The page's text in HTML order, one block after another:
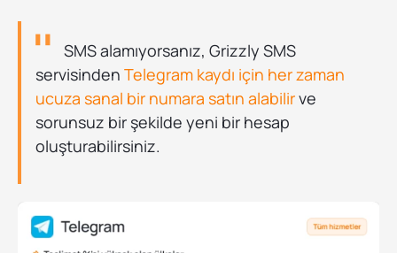
SMS alamıyorsanız, Grizzly SMS
servisinden Telegram kaydı için her zaman
ucuza sanal bir numara satın alabilirve
sorunsuz bir şekilde yeni bir hesap
oluşturabilirsiniz.